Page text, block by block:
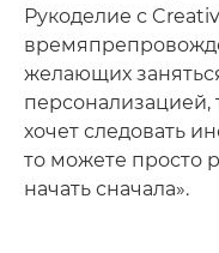
Рукоделие с
желающих
персонализацией,
хочет следовать
то можете просто
начать сначала».